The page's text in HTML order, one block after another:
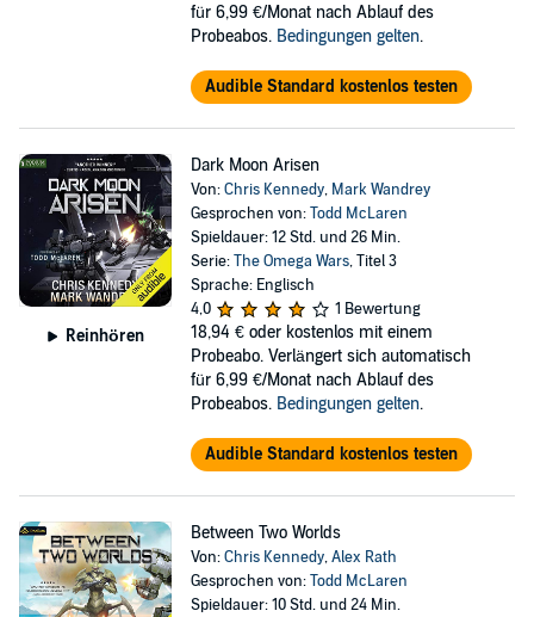
für 6,99 €/Monat nach Ablauf des
Probeabos. Bedingungen gelten.
Audible Standard kostenlos testen
Reinhören
Dark Moon Arisen
Von:Chris Kennedy, Mark Wandrey
Gesprochen von:Todd McLaren
Spieldauer: 12 Std. und 26 Min.
Serie:The Omega Wars, Titel 3
Sprache: Englisch
4,0
1 Bewertung
18,94 € oder kostenlos mit einem
Probeabo. Verlängert sich automatisch
für 6,99 €/Monat nach Ablauf des
Probeabos. Bedingungen gelten.
Audible Standard kostenlos testen
Between Two Worlds
Von:Chris Kennedy,Alex Rath
Gesprochen von:Todd McLaren
Spieldauer: 10 Std. und 24 Min.